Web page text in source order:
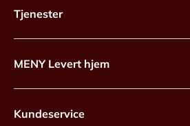
Tjenester
MENY Levert hjem
Kundeservice